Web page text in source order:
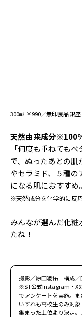
300㎖ ￥990／無印良品 銀座
天然由来成分※100
「何度も重ねても
で、ぬったあとの肌
やセラミド、５種
になる肌におすすめ。
※天然成分を化学的に反
みんなが選んだ化
たね！
撮影／原田凌佑 構成／
※ST公式Instagram・X
でアンケートを実施。
いずれも高校生のみ対
集まった上位より決定